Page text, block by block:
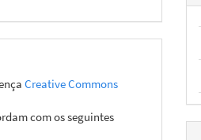
Creative Commons
com os seguintes